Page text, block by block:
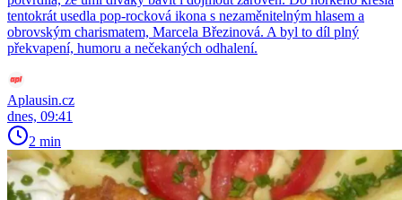
tentokrát usedla pop-rocková ikona s nezaměnitelným hlasem a
obrovským charismatem, Marcela Březinová. A byl to díl plný
překvapení, humoru a nečekaných odhalení.
Aplausin.cz
dnes, 09:41
2 min